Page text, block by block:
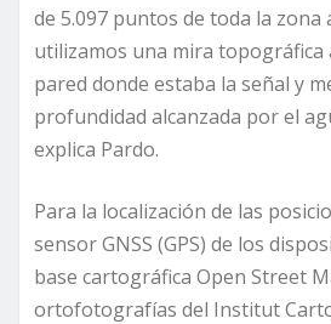
de 5.097 puntos de toda la zona
utilizamos una mira topográfica
pared donde estaba la señal y
profundidad alcanzada por el
explica Pardo.
Para la localización de las
sensor GNSS (GPS) de los
base cartográfica Open Street
ortofotografías del Institut